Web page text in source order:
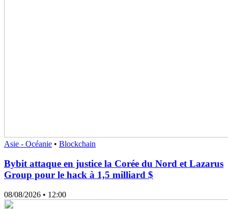
Asie - Océanie • Blockchain
Bybit attaque en justice la Corée du Nord et Lazarus
Group pour le hack à 1,5 milliard $
08/08/2026 • 12:00